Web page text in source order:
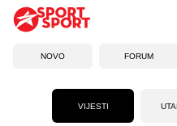
NOVO FORUM
VIJESTI